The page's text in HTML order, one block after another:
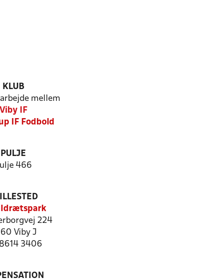
KLUB
mellem
IF
IF Fodbold
PULJE
466
Idrætspark
224
Viby J
3406